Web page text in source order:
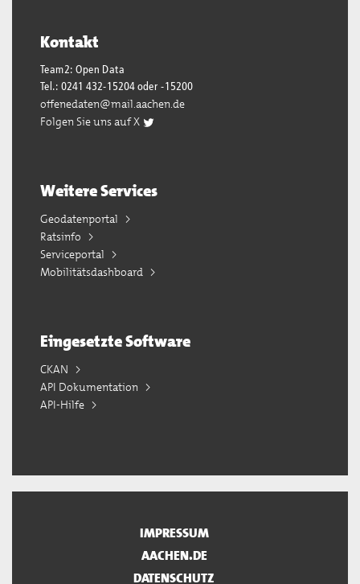
Kontakt
Team2: Open Data
Tel.: 0241 432-15204 oder -15200
offenedaten@mail.aachen.de
Folgen Sie uns auf X
Weitere Services
Geodatenportal
Ratsinfo
Serviceportal
Mobilitätsdashboard
Eingesetzte Software
CKAN
API Dokumentation
API-Hilfe
IMPRESSUM
AACHEN.DE
DATENSCHUTZ